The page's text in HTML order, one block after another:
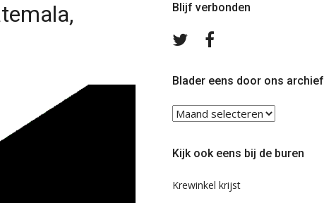
Blijf verbonden
Volg
TwitterFacebook
Blader eens door ons archief
Blader
eens
ons
Kijk ook eens bij de buren
Krewinkel krijst